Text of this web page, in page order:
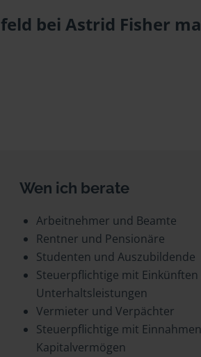
bei Astrid Fisher
Wen ich berate
Arbeitnehmer und Beamte
Rentner und Pensionäre
Studenten und Auszubildende
Steuerpflichtige mit Einkünften
Unterhaltsleistungen
Vermieter und Verpächter
Steuerpflichtige mit
Kapitalvermögen